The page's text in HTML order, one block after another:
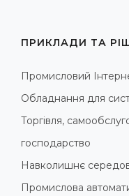
ПРИКЛАДИ ТА
Промисловий
Обладнання для
Торгівля,
господарство
Навколишнє
Промислова